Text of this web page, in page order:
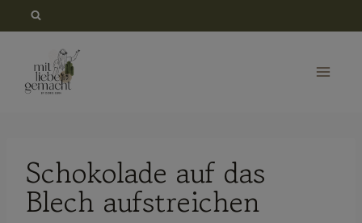
springen
Schokolade auf das
Blech aufstreichen